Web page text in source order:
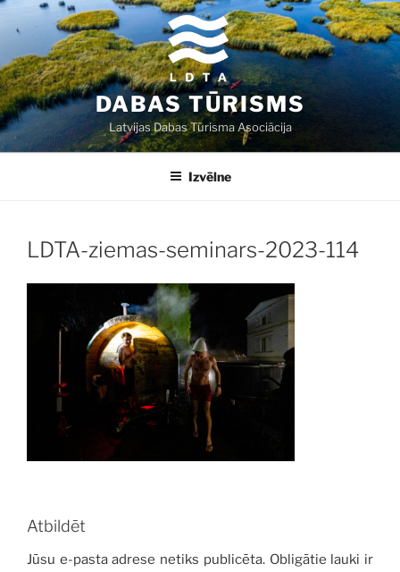
Doties
saturu
DABAS TŪRISMS
Latvijas Dabas Tūrisma Asociācija
Izvēlne
LDTA-ziemas-seminars-2023-114
Atbildēt
Jūsu e-pasta adrese netiks publicēta. Obligātie lauki ir